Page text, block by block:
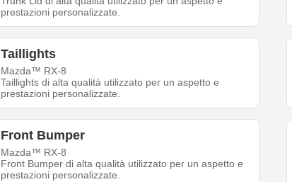
prestazioni personalizzate.
Taillights
Mazda™ RX-8
Taillights di alta qualità utilizzato per un aspetto e
prestazioni personalizzate.
Front Bumper
Mazda™ RX-8
Front Bumper di alta qualità utilizzato per un aspetto e
prestazioni personalizzate.